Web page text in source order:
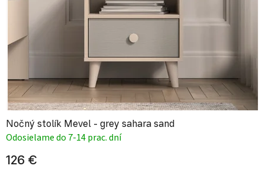
Nočný stolík Mevel - grey sahara sand
Odosielame do 7-14 prac. dní
126 €